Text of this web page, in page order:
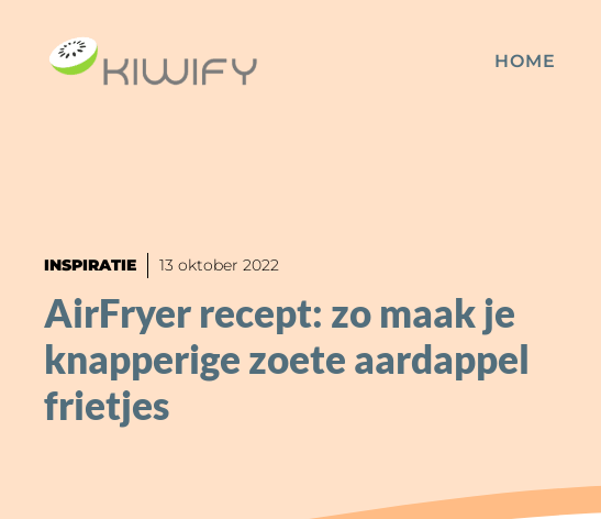
HOME
INSPIRATIE 13 oktober 2022
AirFryer recept: zo maak je
knapperige zoete aardappel
frietjes